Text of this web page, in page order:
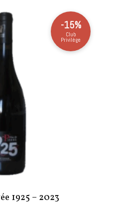
-15%
Club
Privilège
1925 – 2023